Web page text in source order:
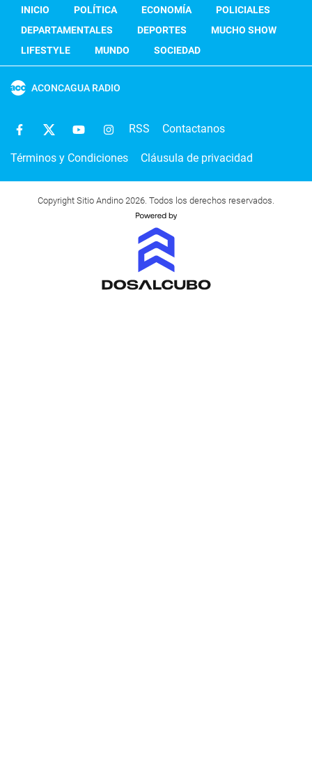
INICIO POLÍTICA ECONOMÍA
POLICIALES
DEPARTAMENTALES
DEPORTES
MUCHO SHOW
LIFESTYLE
MUNDO SOCIEDAD
ACONCAGUA RADIO
RSS Contactanos
Términos y Condiciones Cláusula de privacidad
Copyright Sitio Andino 2026. Todos los derechos reservados.